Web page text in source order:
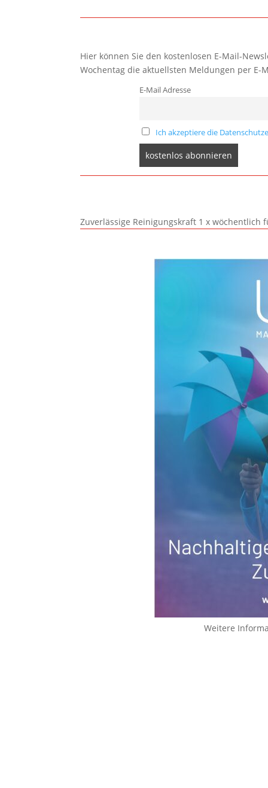
Hier können Sie den kostenlosen E-Mail-
Wochentag die aktuellsten Meldungen per E-
E-Mail Adresse
Ich akzeptiere die
Zuverlässige Reinigungskraft 1 x wöchentlich
Weitere